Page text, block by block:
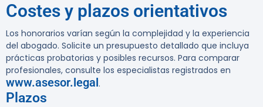
Costes y plazos orientativos
Los honorarios varían según la complejidad y la experiencia
del abogado. Solicite un presupuesto detallado que incluya
prácticas probatorias y posibles recursos. Para comparar
profesionales, consulte los especialistas registrados en
www.asesor.legal.
Plazos